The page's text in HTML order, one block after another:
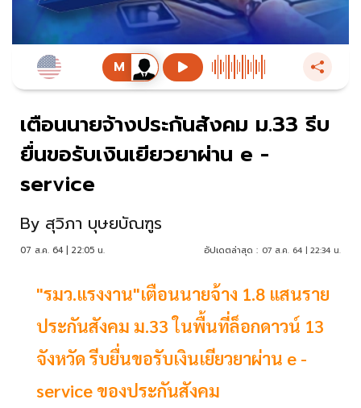
เตือนนายจ้างประกันสังคม ม.33 รีบ
ยื่นขอรับเงินเยียวยาผ่าน e -
service
By สุวิภา บุษยบัณฑูร
07 ส.ค. 64 | 22:05 น. อัปเดตล่าสุด : 07 ส.ค. 64 | 22:34 น.
"รมว.แรงงาน"เตือนนายจ้าง 1.8 แสนราย
ประกันสังคม ม.33 ในพื้นที่ล็อกดาวน์ 13
จังหวัด รีบยื่นขอรับเงินเยียวยาผ่าน e -
service ของประกันสังคม